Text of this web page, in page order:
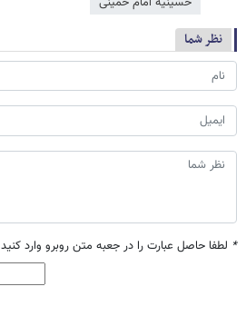
نظر شما
* لطفا حاصل عبارت را در جعبه متن روبرو وارد کنید